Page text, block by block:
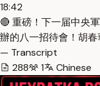
18:42
🔴 重磅！下一届中央
辦的八一招待會！胡
— Transcript
288
1 Chinese